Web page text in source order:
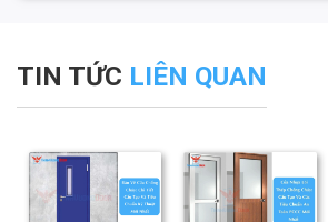
TIN TỨC LIÊN QUAN